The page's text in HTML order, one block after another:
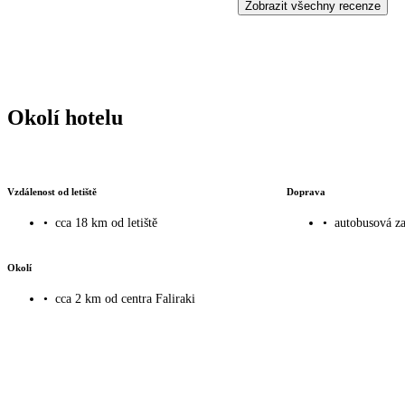
Zobrazit všechny recenze
Okolí hotelu
Vzdálenost od letiště
• cca 18 km od letiště
Doprava
• autobusová
Okolí
• cca 2 km od centra Faliraki